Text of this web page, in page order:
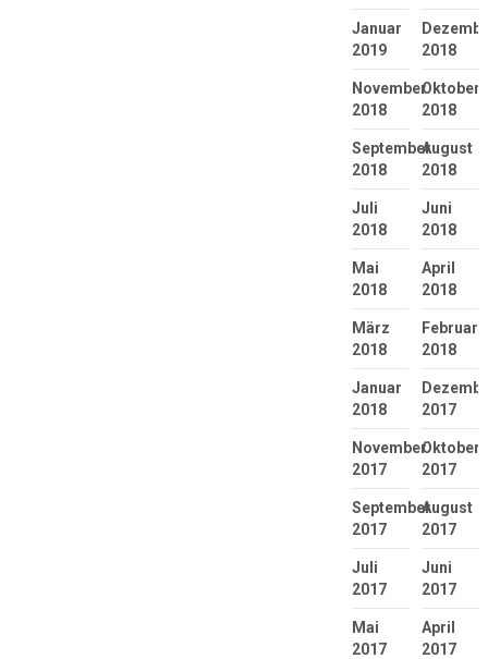
Januar
2019
2018
November
2018
Oktober
2018
September
2018
August
2018
Juli
2018
Juni
2018
Mai
2018
April
2018
März
2018
Februar
2018
Januar
2018
2017
November
2017
Oktober
2017
September
2017
August
2017
Juli
2017
Juni
2017
Mai
2017
April
2017